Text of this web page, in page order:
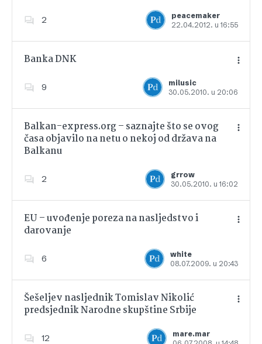
2
peacemaker
22.04.2012. u 16:55
Dodajte u favorite
Banka DNK
9
milusic
30.05.2010. u 20:06
Dodajte u favorite
Balkan-express.org – saznajte što se ovog
časa objavilo na netu o nekoj od država na
Balkanu
2
grrow
30.05.2010. u 16:02
EU – uvođenje poreza na nasljedstvo i
darovanje
6
white
08.07.2009. u 20:43
Dodajte u favorite
Šešeljev nasljednik Tomislav Nikolić
predsjednik Narodne skupštine Srbije
12
mare.mar
Dodajte u favorite